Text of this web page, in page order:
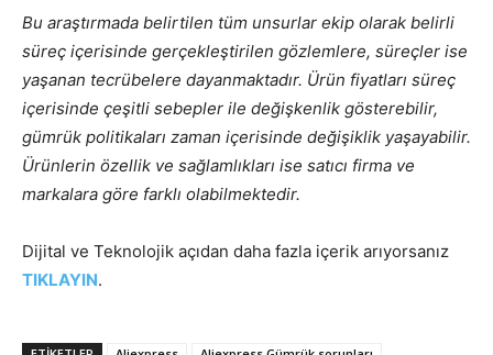
Bu araştırmada belirtilen tüm unsurlar ekip olarak belirli
süreç içerisinde gerçekleştirilen gözlemlere, süreçler ise
yaşanan tecrübelere dayanmaktadır. Ürün fiyatları süreç
içerisinde çeşitli sebepler ile değişkenlik gösterebilir,
gümrük politikaları zaman içerisinde değişiklik yaşayabilir.
Ürünlerin özellik ve sağlamlıkları ise satıcı firma ve
markalara göre farklı olabilmektedir.
Dijital ve Teknolojik açıdan daha fazla içerik arıyorsanız
TIKLAYIN.